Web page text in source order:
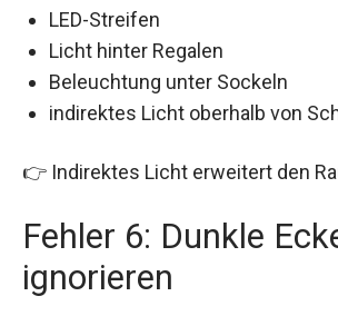
LED-Streifen
Licht hinter Regalen
Beleuchtung unter Sockeln
indirektes Licht oberhalb von
👉 Indirektes Licht erweitert den
Fehler 6: Dunkle
ignorieren